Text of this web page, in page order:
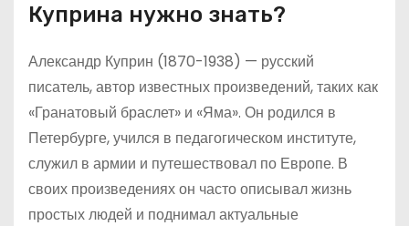
Куприна нужно знать?
Александр Куприн (1870-1938) — русский
писатель, автор известных произведений, таких как
«Гранатовый браслет» и «Яма». Он родился в
Петербурге, учился в педагогическом институте,
служил в армии и путешествовал по Европе. В
своих произведениях он часто описывал жизнь
простых людей и поднимал актуальные